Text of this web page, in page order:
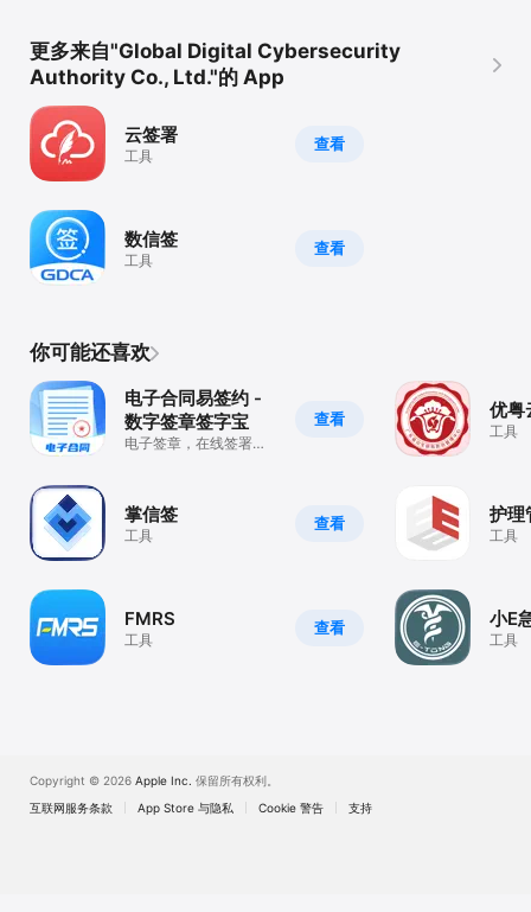
更多来自"Global Digital Cybersecurity
Authority Co., Ltd."的 App
查看
云签署
工具
查看
数信签
工具
你可能还喜欢
查看
电子合同易签约 -
数字签章签字宝
电子签章，在线签署，
查看
掌信签
工具
查看
FMRS
工具
优粤
工具
护理
工具
小E
工具
Copyright © 2026 Apple Inc. 保留所有权利。
互联网服务条款
App Store 与隐私 Cookie 警告 支持